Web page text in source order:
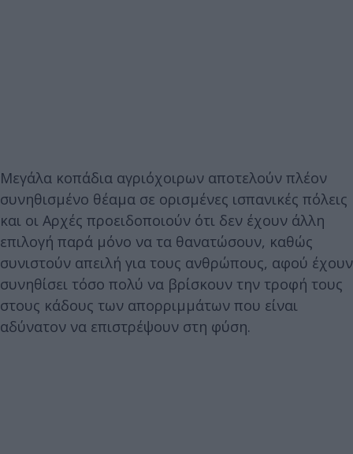
Μεγάλα κοπάδια αγριόχοιρων αποτελούν πλέον
συνηθισμένο θέαμα σε ορισμένες ισπανικές πόλεις
και οι Αρχές προειδοποιούν ότι δεν έχουν άλλη
επιλογή παρά μόνο να τα θανατώσουν, καθώς
συνιστούν απειλή για τους ανθρώπους, αφού έχουν
συνηθίσει τόσο πολύ να βρίσκουν την τροφή τους
στους κάδους των απορριμμάτων που είναι
αδύνατον να επιστρέψουν στη φύση.